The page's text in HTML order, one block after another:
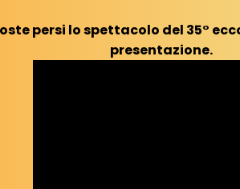
persi lo spettacolo del 35°
presentazione.